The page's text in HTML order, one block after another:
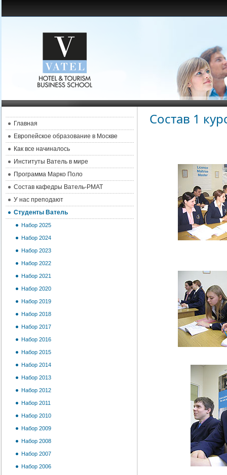
Состав 1
Главная
Европейское образование в Москве
Как все начиналось
Институты Ватель в мире
Программа Марко Поло
Состав кафедры Ватель-РМАТ
У нас преподают
Студенты Ватель
Набор 2025
Набор 2024
Набор 2023
Набор 2022
Набор 2021
Набор 2020
Набор 2019
Набор 2018
Набор 2017
Набор 2016
Набор 2015
Набор 2014
Набор 2013
Набор 2012
Набор 2011
Набор 2010
Набор 2009
Набор 2008
Набор 2007
Набор 2006